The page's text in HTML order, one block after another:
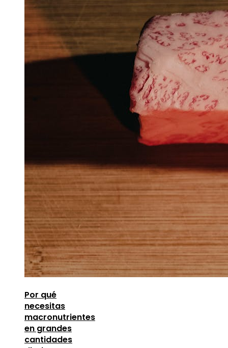
Por qué
necesitas
macronutrientes
en grandes
cantidades